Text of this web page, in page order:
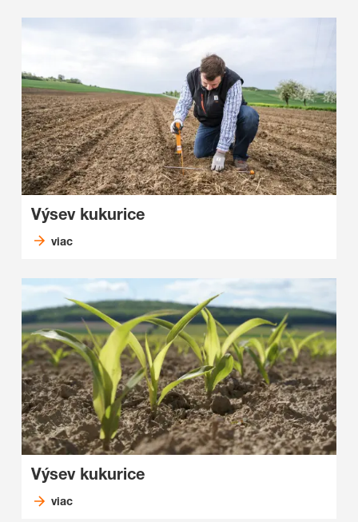
Výsev kukurice
viac
Výsev kukurice
viac